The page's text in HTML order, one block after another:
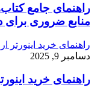
راهنمای جامع
منابع ضروری برای
راهنمای خرید اینورتر
دسامبر 9, 2025
راهنمای خرید